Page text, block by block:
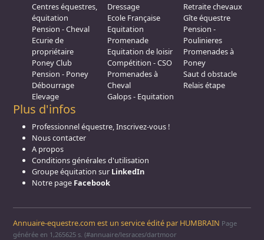
Centres équestres,
équitation
Pension - Cheval
Ecurie de
propriétaire
Poney Club
Pension - Poney
Débourrage
Elevage
Dressage
Ecole Française
Equitation
Promenade
Equitation de loisir
Compétition - CSO
Promenades à
Cheval
Galops - Equitation
Retraite chevaux
Gîte équestre
Pension -
Poulinieres
Promenades à
Poney
Saut d obstacle
Relais étape
Plus d'infos
Professionnel équestre, Inscrivez-vous !
Nous contacter
A propos
Conditions générales d'utilisation
Groupe équitation sur LinkedIn
Notre page Facebook
Annuaire-equestre.com est un service édité par HUMBRAIN Page
générée en 1,265625 s. (#annuaire/lesraces/dartmoor